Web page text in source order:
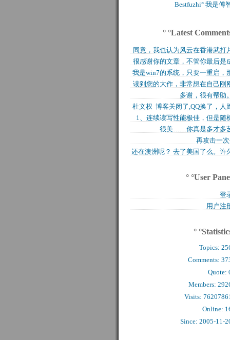
Bestfuzhi° 我是傅
° °Latest
同意，我也认为风云在香港武打
历史上是绝无仅有的，
很感谢你的文章，不管你最后是
功还是失败，能让后来
我是win7的系统，只要一重启，
块MFT盘就无法
读到您的大作，非常想在自己刚
买的固态硬盘上试试，
多谢，很有帮助。
杜文权 博客关闭了,QQ换了，人
了 新的
1、连续读写性能极佳，但是随
写入性能极差（这对于
很美……你真是多才多
再攻击一
还在澳洲呢？ 去了美国了么。许
° °User
登
用户注
°
Topics:
Comments:
Quote:
Members:
Visits:
Online:
Since: 2005-11-